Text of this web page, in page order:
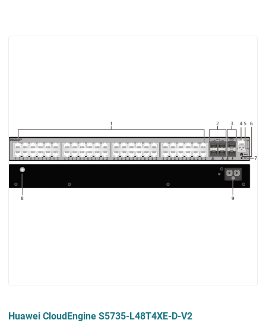
Huawei CloudEngine S5735-L48T4XE-D-V2